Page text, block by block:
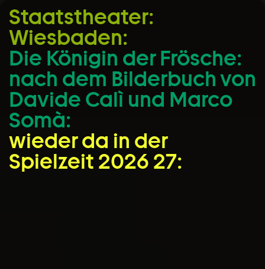
Zum Hauptinhalt springen
Zum Footer springen
Staatstheater:
Wiesbaden:
Die Königin der Frösche:
nach dem Bilderbuch von
Davide Calì und Marco
Somà:
wieder da in der
Spielzeit 2026 27: